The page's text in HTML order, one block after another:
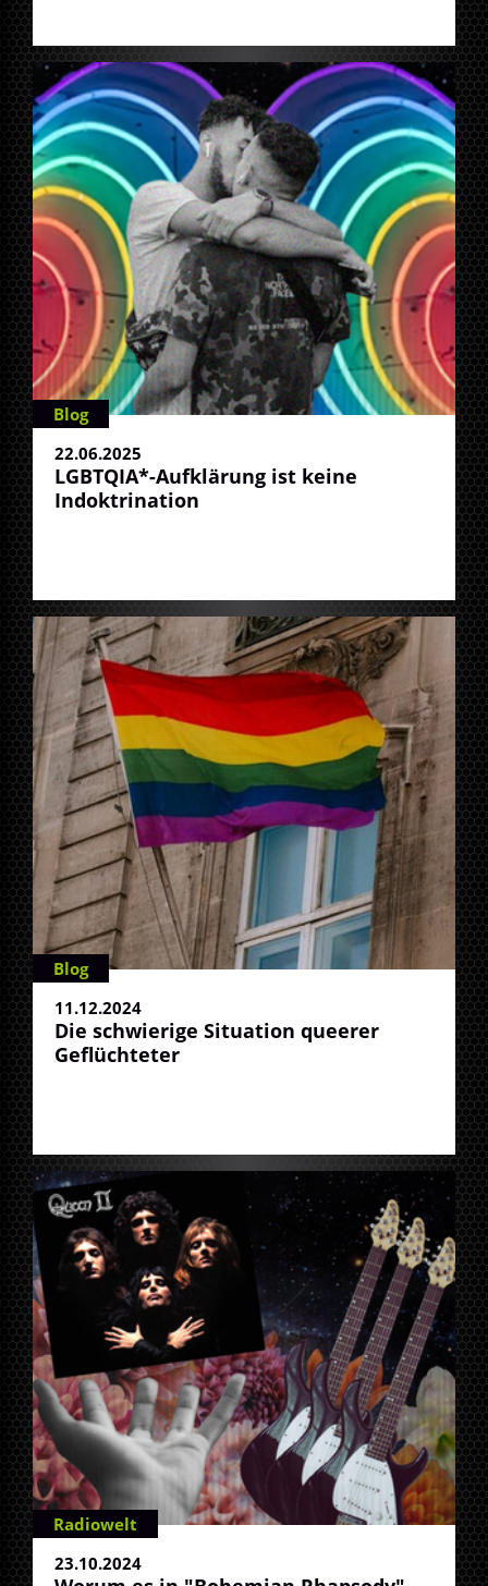
Blog
22.06.2025
LGBTQIA*-Aufklärung ist keine
Indoktrination
Blog
11.12.2024
Die schwierige Situation queerer
Geflüchteter
Radiowelt
23.10.2024